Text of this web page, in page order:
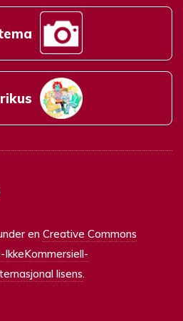
en Creative Commons
IkkeKommersiell-
lisens.